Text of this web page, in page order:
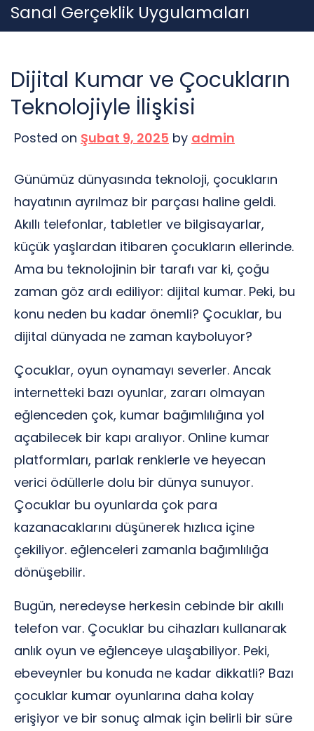
Skip
to
Sanal Gerçeklik Uygulamaları
Dijital Kumar ve Çocukların
Teknolojiyle İlişkisi
Posted on Şubat 9, 2025 by admin
Günümüz dünyasında teknoloji, çocukların
hayatının ayrılmaz bir parçası haline geldi.
Akıllı telefonlar, tabletler ve bilgisayarlar,
küçük yaşlardan itibaren çocukların ellerinde.
Ama bu teknolojinin bir tarafı var ki, çoğu
zaman göz ardı ediliyor: dijital kumar. Peki, bu
konu neden bu kadar önemli? Çocuklar, bu
dijital dünyada ne zaman kayboluyor?
Çocuklar, oyun oynamayı severler. Ancak
internetteki bazı oyunlar, zararı olmayan
eğlenceden çok, kumar bağımlılığına yol
açabilecek bir kapı aralıyor. Online kumar
platformları, parlak renklerle ve heyecan
verici ödüllerle dolu bir dünya sunuyor.
Çocuklar bu oyunlarda çok para
kazanacaklarını düşünerek hızlıca içine
çekiliyor. eğlenceleri zamanla bağımlılığa
dönüşebilir.
Bugün, neredeyse herkesin cebinde bir akıllı
telefon var. Çocuklar bu cihazları kullanarak
anlık oyun ve eğlenceye ulaşabiliyor. Peki,
ebeveynler bu konuda ne kadar dikkatli? Bazı
çocuklar kumar oyunlarına daha kolay
erişiyor ve bir sonuç almak için belirli bir süre